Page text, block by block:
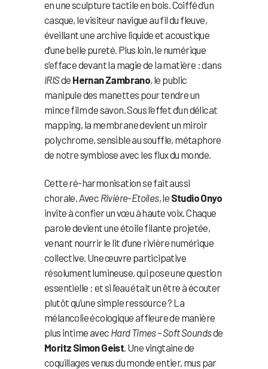
en une sculpture tactile en bois. Coiffé d’un
casque, le visiteur navigue au fil du fleuve,
éveillant une archive liquide et acoustique
d’une belle pureté. Plus loin, le numérique
s’efface devant la magie de la matière : dans
IRISde Hernan Zambrano, le public
manipule des manettes pour tendre un
mince film de savon. Sous l’effet d’un délicat
mapping, la membrane devient un miroir
polychrome, sensible au souffle, métaphore
de notre symbiose avec les flux du monde.
Cette ré-harmonisation se fait aussi
chorale. Avec Rivière-Etoiles, le Studio Onyo
invite à confier un vœu à haute voix. Chaque
parole devient une étoile filante projetée,
venant nourrir le lit d’une rivière numérique
collective. Une œuvre participative
résolument lumineuse, qui pose une question
essentielle : et si l’eau était un être à écouter
plutôt qu’une simple ressource ? La
mélancolie écologique affleure de manière
plus intime avec Hard Times – Soft Soundsde
Moritz Simon Geist . Une vingtaine de
coquillages venus du monde entier, mus par